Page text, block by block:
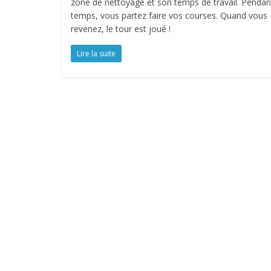
temps, vous partez faire vos courses. Quand vous
revenez, le tour est joué !
Lire la suite